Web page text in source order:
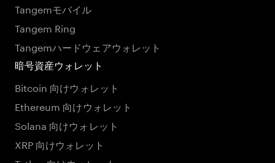
Tangemモバイル
Tangem Ring
Tangemハードウェアウォレット
暗号資産ウォレット
Bitcoin 向けウォレット
Ethereum 向けウォレット
Solana 向けウォレット
XRP 向けウォレット